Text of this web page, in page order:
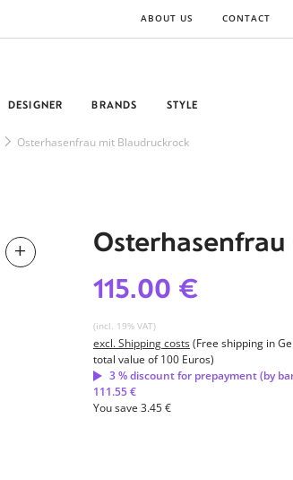
ABOUT US CONTACT
DESIGNER BRANDS STYLE
Osterhasenfrau mit Blaudruckrock
115.00 €
(incl. 19% VAT)
excl. Shipping costs(Free shipping in
total value of 100 Euros)
3 % discount for prepayment (by
111.55 €
You save 3.45 €